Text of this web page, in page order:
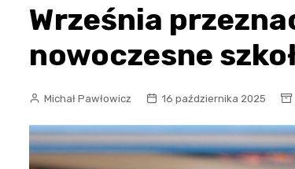
Września
nowoczesne
Michał Pawłowicz 16 października 2025